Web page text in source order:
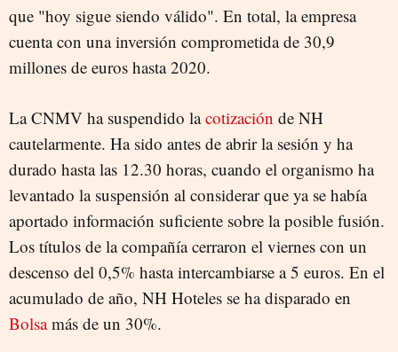
que "hoy sigue siendo válido". En total, la empresa
cuenta con una inversión comprometida de 30,9
millones de euros hasta 2020.
La CNMV ha suspendido lacotización de NH
cautelarmente. Ha sido antes de abrir la sesión y ha
durado hasta las 12.30 horas, cuando el organismo ha
levantado la suspensión al considerar que ya se había
aportado información suficiente sobre la posible fusión.
Los títulos de la compañía cerraron el viernes con un
descenso del 0,5% hasta intercambiarse a 5 euros. En el
acumulado de año, NH Hoteles se ha disparado en
Bolsamás de un 30%.